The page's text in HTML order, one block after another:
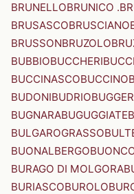
BRUNELLOBRUNICO
BRUSASCOBRUSCIANO
BRUSSONBRUZOLO
BUBBIOBUCCHERI
BUCCINASCOBUCCINO
BUDONIBUDRIO
BUGNARABUGUGGIATE
BULGAROGRASSO
BUONALBERGO
BURAGO DI MOLGORA
BURIASCOBUROLO